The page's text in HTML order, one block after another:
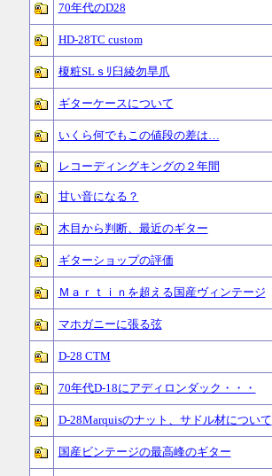
70年代のD28
HD-28TC custom
榎粧SLｓﾘ臼綾勿旱爪
ギターケースについて
いくら何でもこの値段の差は…
レコーディングキングの２年間
甘い音になる？
木目から判断、最近のギター
ギターショップの評価
Ｍａｒｔｉｎを超える国産ヴィンテージ
マホガニーに張る弦
D-28 CTM
70年代D-18にアディロンダック・・・
D-28Marquisのナット、サドル材について
国産ビンテージの最高峰のギター